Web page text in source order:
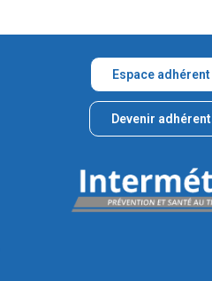
Espace adhérent
Devenir adhérent